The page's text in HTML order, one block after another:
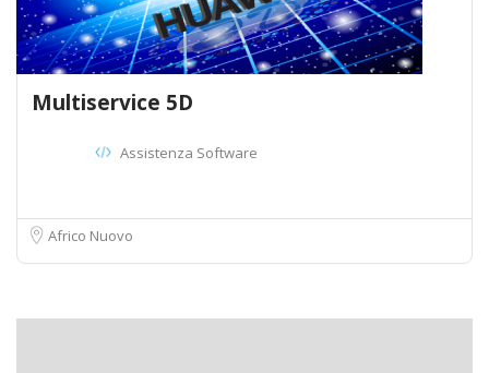
Multiservice 5D
Assistenza Software
Africo Nuovo